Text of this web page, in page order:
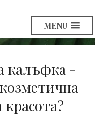
MENU
калъфка -